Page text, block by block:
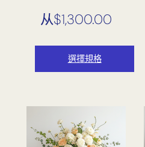
从$1,300.00
選擇規格